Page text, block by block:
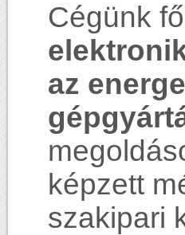
Cégünk
az
képzett
szakipari